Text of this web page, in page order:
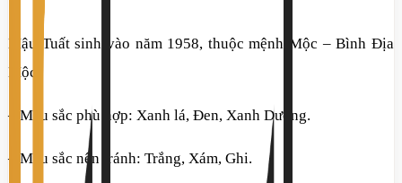
Mậu Tuất sinh vào năm 1958, thuộc mệnh Mộc – Bình Địa
Mộc
– Màu sắc phù hợp: Xanh lá, Đen, Xanh Dương.
– Màu sắc nên tránh: Trắng, Xám, Ghi.